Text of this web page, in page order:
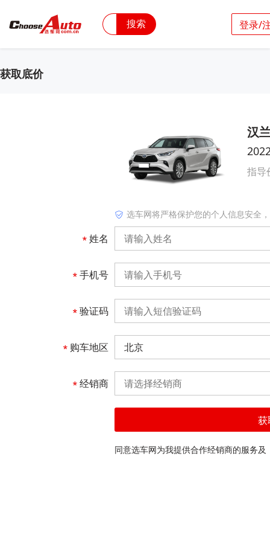
搜索 登录/
获取底价
汉
指导
选车网将严格保护您的个人信息安全
姓名
手机号
验证码
购车地区 北京
经销商 请选择经销商
获
同意选车网为我提供合作经销商的服务及